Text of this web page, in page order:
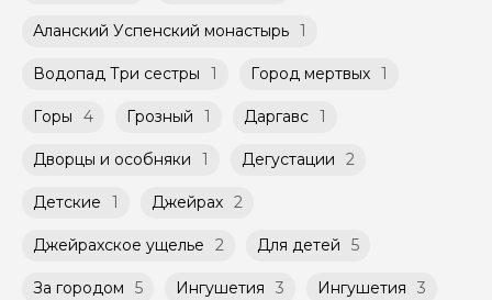
места равнодушию
7. Путешествие в Кобанское ущелье в
поисках гармонии (только для женщин)
как путь к самопознанию
заблаговременно до начала путешествия,
указанной на странице самого тура и
Агрегатором дополнительного соглашения
к Оферте Сервиса.
Способы оплаты на сайте: Картой
российского банка можно оплатить любую
экскурсию.
расписанию, составленному гидом.
Помимо Вас, на групповой экскурсии могут
быть незнакомые для Вас люди.
Мини-группы проводятся на тех же
условиях, что и групповые, но с количество
не более 10 человек)
Аланский Успенский монастырь 1
Водопад Три сестры 1 Город мертвых 1
Горы 4 Грозный 1 Даргавс 1
Дворцы и особняки 1 Дегустации 2
Детские 1 Джейрах 2
Джейрахское ущелье 2 Для детей 5
За городом 5 Ингушетия 3 Ингушетия 3